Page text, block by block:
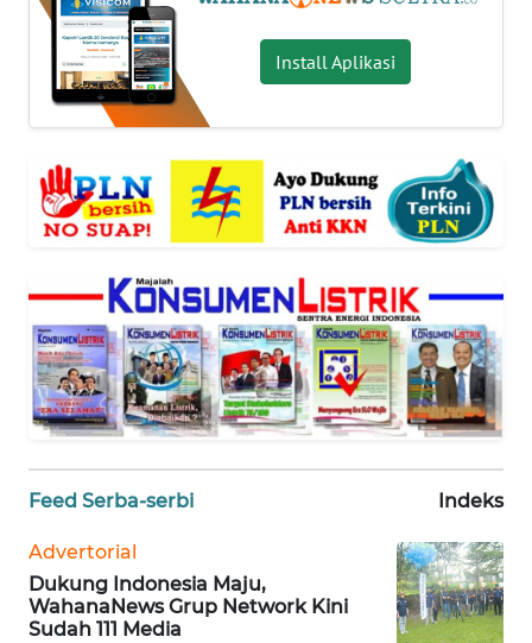
Install Aplikasi
Feed Serba-serbi Indeks
Advertorial
Dukung Indonesia Maju,
WahanaNews Grup Network Kini
Sudah 111 Media
IKLAN
TENTANG
KAMI
PEDOMAN
MEDIA
SIBER
KARIR
DISCLAIMER
Wahana
News
Regional
WN
SUMUT